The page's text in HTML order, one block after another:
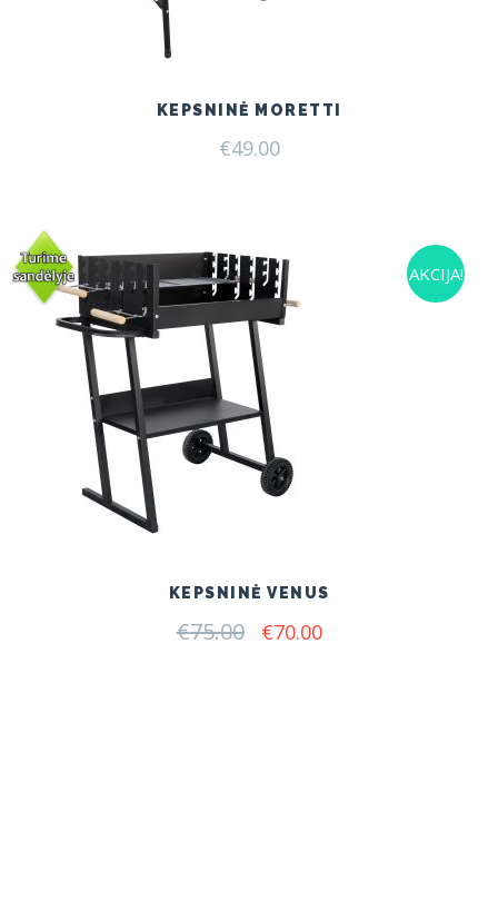
KEPSNINĖ MORETTI
€49.00
AKCIJA!
KEPSNINĖ VENUS
€75.00 Original
€70.00Current